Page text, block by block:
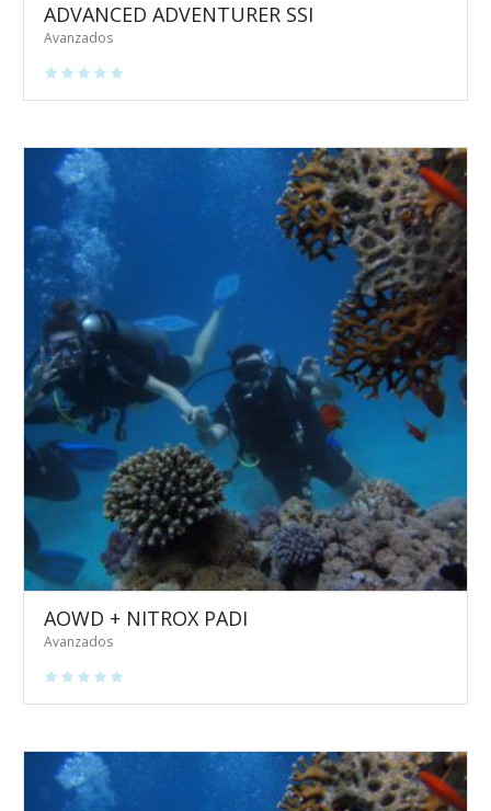
ADVANCED ADVENTURER SSI
Avanzados
AOWD + NITROX PADI
Avanzados